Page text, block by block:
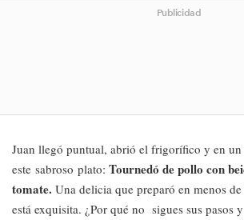
Publicidad
Juan llegó puntual, abrió el frigorífico y en
este sabroso plato: Tournedó de pollo con
tomate. Una delicia que preparó en menos
está exquisita. ¿Por qué no sigues sus pasos